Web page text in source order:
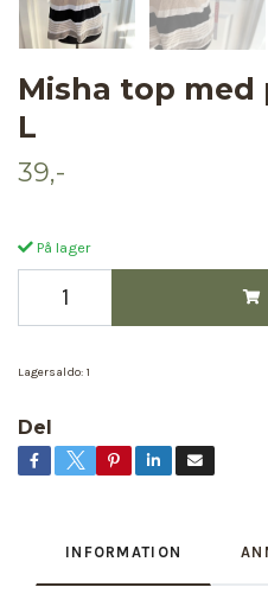
Misha top med
L
39,-
På lager
Lagersaldo: 1
Del
INFORMATION